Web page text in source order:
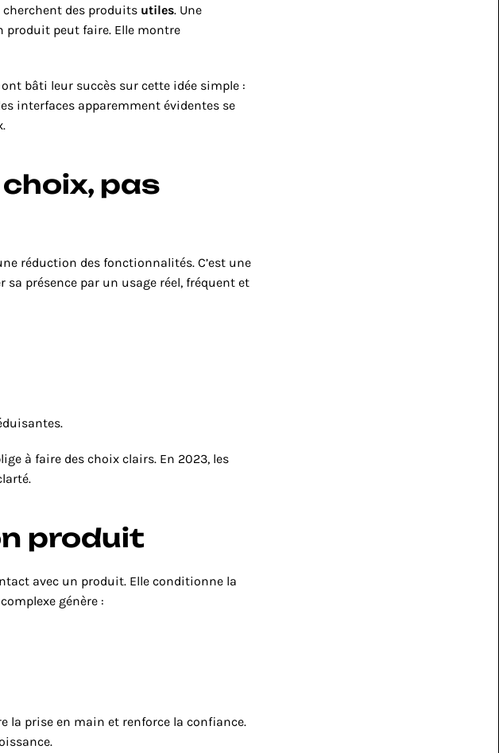
des produits utiles. Une
produit peut faire. Elle montre
ont bâti leur succès sur cette idée simple :
interfaces apparemment évidentes se
pas
présence par un usage réel, fréquent et
à faire des choix clairs. En 2023, les
produit
avec un produit. Elle conditionne la
génère :
la prise en main et renforce la confiance.